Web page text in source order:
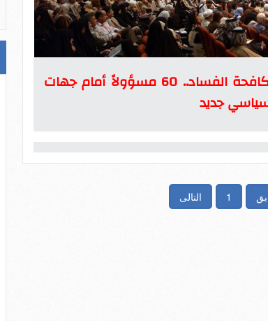
العراق يتخذ إجراءات جادة لمكافحة الفساد.. 60 مسؤولاً أمام جهات
جديد
1 التالى